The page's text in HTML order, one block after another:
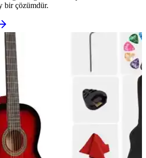
bir çözümdür.